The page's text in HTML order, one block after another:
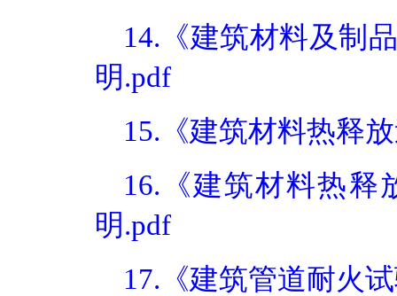
14.《建筑材料及制
明.pdf
15.《建筑材料热释
16.《建筑材料热释
明.pdf
17.《建筑管道耐火